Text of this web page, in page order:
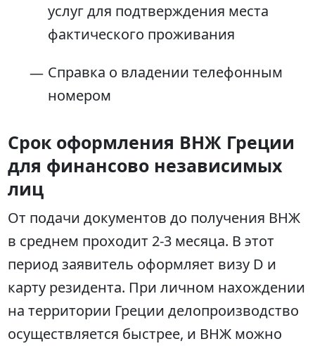
услуг для подтверждения места
фактического проживания
Справка о владении телефонным
номером
Срок оформления ВНЖ Греции
для финансово независимых
лиц
От подачи документов до получения ВНЖ
в среднем проходит 2-3 месяца. В этот
период заявитель оформляет визу D и
карту резидента. При личном нахождении
на территории Греции делопроизводство
осуществляется быстрее, и ВНЖ можно